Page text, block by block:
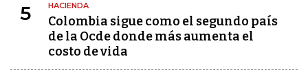
5 HACIENDA
Colombia sigue como el segundo país
de la Ocde donde más aumenta el
costo de vida